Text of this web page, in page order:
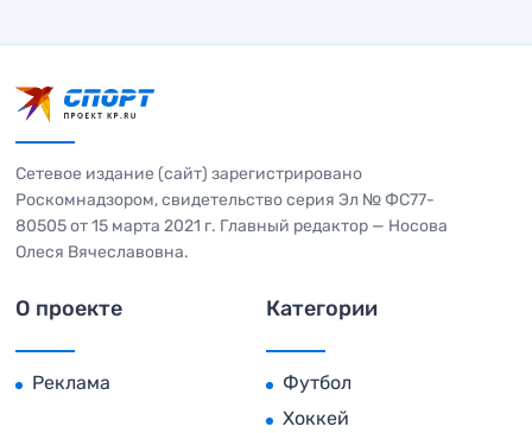
Сетевое издание (сайт) зарегистрировано
Роскомнадзором, свидетельство серия Эл № ФС77-
80505 от 15 марта 2021 г. Главный редактор — Носова
Олеся Вячеславовна.
О проекте
Реклама
Категории
Футбол
Хоккей